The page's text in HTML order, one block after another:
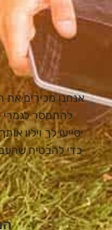
אנחנו מכירים את
להתמסר לגמרי
יסייעו לך וילוו
כדי להבטיח